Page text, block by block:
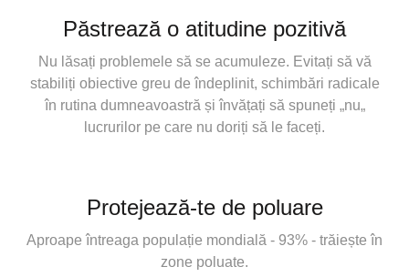
Păstrează o atitudine pozitivă
Nu lăsați problemele să se acumuleze. Evitați să vă
stabiliți obiective greu de îndeplinit, schimbări radicale
în rutina dumneavoastră și învățați să spuneți „nu„
lucrurilor pe care nu doriți să le faceți.
Protejează-te de poluare
Aproape întreaga populație mondială - 93% - trăiește în
zone poluate.